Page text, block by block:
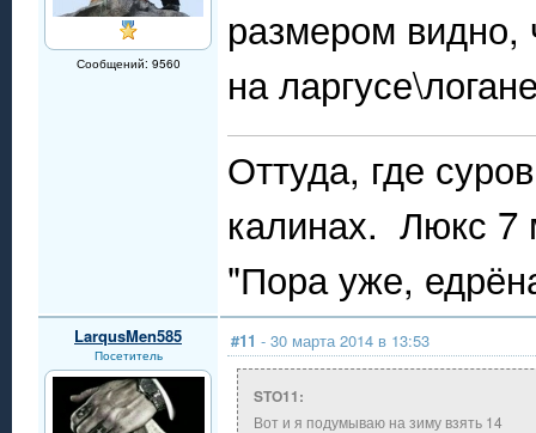
Сообщений: 9560
размером видно,
на
Оттуда, где
калинах. Люкс 7
"Пора уже,
LarqusMen585
Посетитель
#11 - 30 марта 2014 в 13:53
STO11:
Вот и я подумываю на зиму взять 14